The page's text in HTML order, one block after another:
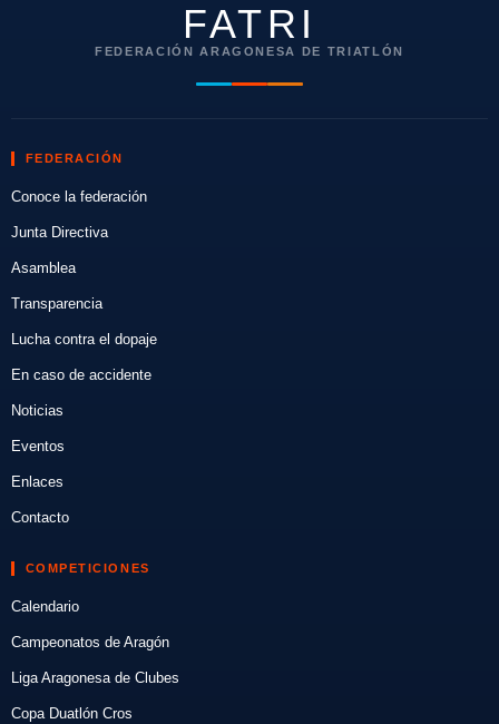
FATRI
FEDERACIÓN ARAGONESA DE TRIATLÓN
FEDERACIÓN
Conoce la federación
Junta Directiva
Asamblea
Transparencia
Lucha contra el dopaje
En caso de accidente
Noticias
Eventos
Enlaces
Contacto
COMPETICIONES
Calendario
Campeonatos de Aragón
Liga Aragonesa de Clubes
Copa Duatlón Cros